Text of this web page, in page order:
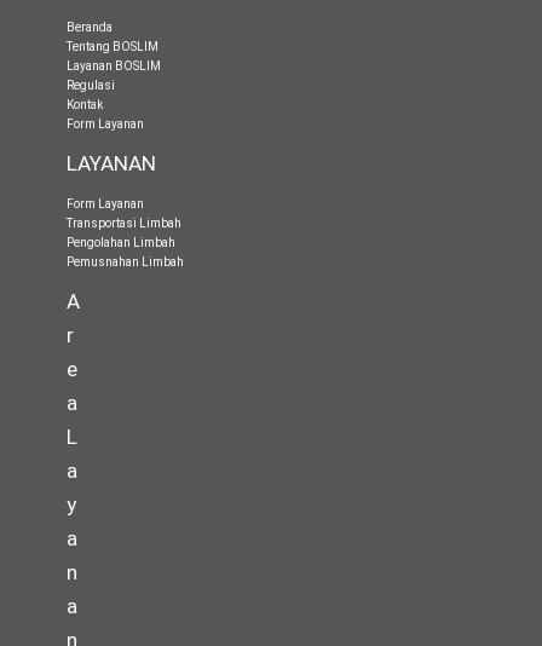
Beranda
Tentang BOSLIM
Layanan BOSLIM
Regulasi
Kontak
Form Layanan
LAYANAN
Form Layanan
Transportasi Limbah
Pengolahan Limbah
Pemusnahan Limbah
A
r
e
a
L
a
y
a
n
a
n